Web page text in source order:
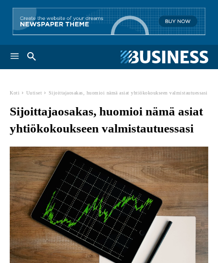
Koti Uutiset Sijoittajaosakas, huomioi nämä asiat yhtiökokoukseen valmistautuessasi
Sijoittajaosakas, huomioi nämä asiat
yhtiökokoukseen valmistautuessasi